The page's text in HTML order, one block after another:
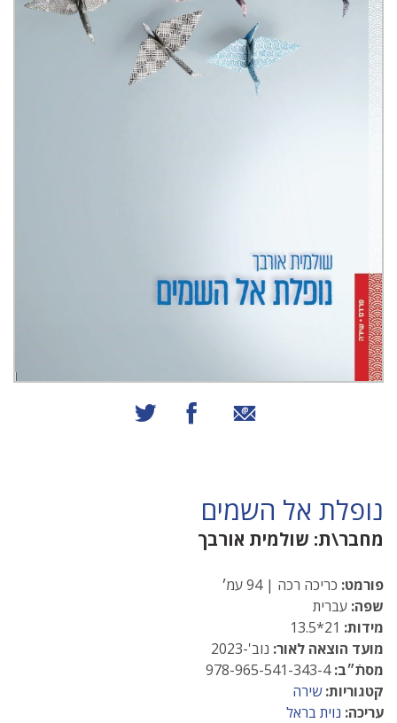
שיתוף באמצעות אימייל
שיתוף בפייסבוק
נופלת אל השמים
מחבר\ת: שולמית אורבך
פורמט: כריכה רכה | 94 עמ׳
שפה: עברית
מידות:
מועד הוצאה לאור: נוב'-2023
מסתֿ״ב:978-965-541-343-4
קטגוריות: שירה
עריכה: נוית בראל